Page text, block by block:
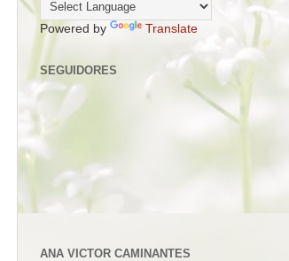
Powered by Translate
SEGUIDORES
ANA VICTOR CAMINANTES